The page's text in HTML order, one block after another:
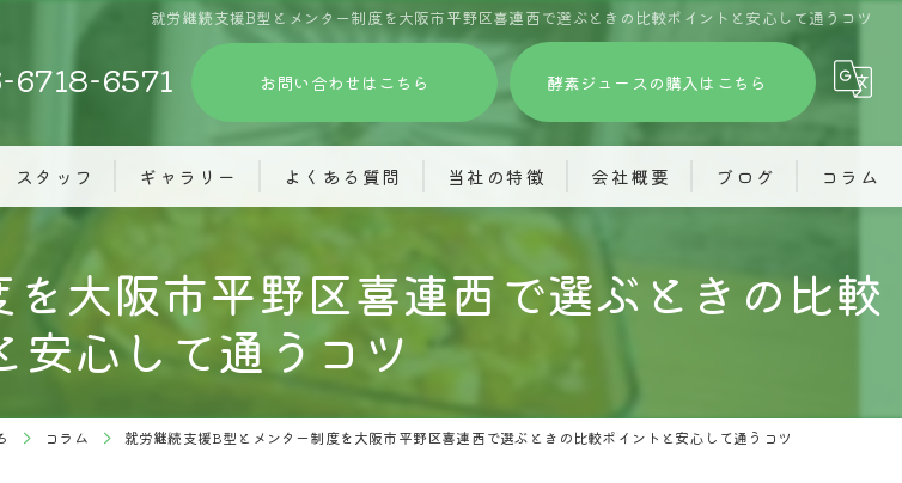
就労継続支援B型とメンター制度を大阪市平野区喜連西で選ぶときの比較ポイントと安心して通うコツ
6718-6571 お問い合わせはこちら 酵素ジュースの購入はこちら
スタッフ ギャラリー よくある質問 当社の特徴
グループホーム
精神障がい
会社概要
就労継続支援あふろ
株式会社JIMOTO
ブログ コラム
大阪市平野区喜連西で選ぶときの比較
安心して通うコツ
コラム 就労継続支援B型とメンター制度を大阪市平野区喜連西で選ぶときの比較ポイントと安心して通うコツ